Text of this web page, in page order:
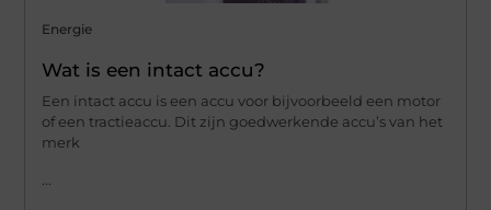
Energie
Wat is een intact accu?
Een intact accu is een accu voor bijvoorbeeld een motor
of een tractieaccu. Dit zijn goedwerkende accu’s van het
merk